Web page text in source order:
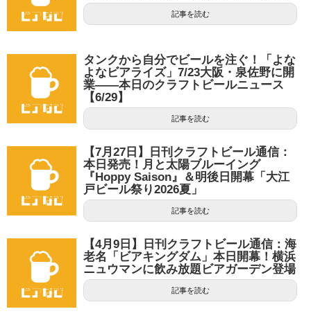
記事を読む
タンクから自分でビールを注ぐ！「よな
よなビアライズ」7/23大阪・泉佐野に開
業——本日のクラフトビールニュース
【6/29】
記事を読む
【7月27日】日刊クラフトビール通信：
本日発売！月と太陽ブルーイング
『Hoppy Saison』＆明後日開幕「大江
戸ビール祭り2026夏」
記事を読む
【4月9日】日刊クラフトビール通信：海
老名「ビアキングダム」本日開幕！横浜
ニュウマンに飲み放題ビアガーデン登場
記事を読む